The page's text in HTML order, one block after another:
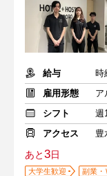
給与
時
雇用形態
ア
シフト
週
アクセス
豊
あと3日
大学生歓迎 副業・